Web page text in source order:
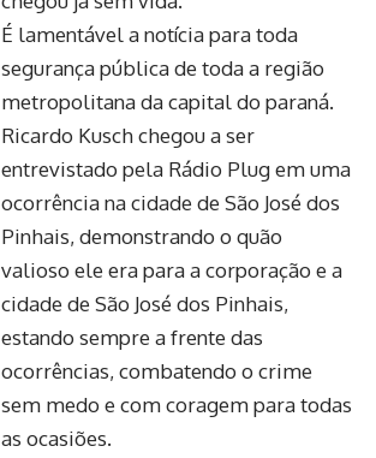
É lamentável a notícia para toda
segurança pública de toda a região
metropolitana da capital do paraná.
Ricardo Kusch chegou a ser
entrevistado pela Rádio Plug em uma
ocorrência na cidade de São José dos
Pinhais, demonstrando o quão
valioso ele era para a corporação e a
cidade de São José dos Pinhais,
estando sempre a frente das
ocorrências, combatendo o crime
sem medo e com coragem para todas
as ocasiões.